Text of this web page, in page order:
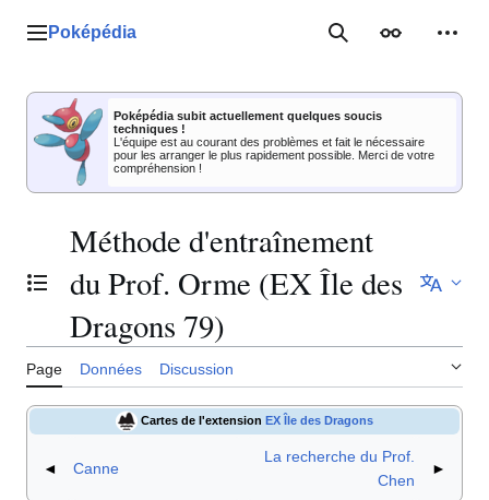
Menu principal
Poképédia RechercherApparence
Poképédia subit actuellement quelques soucis
techniques !
L'équipe est au courant des problèmes et fait le nécessaire
pour les arranger le plus rapidement possible. Merci de votre
compréhension !
Basculer la table des matières
Méthode d'entraînement
du Prof. Orme (EX Île des
Dragons 79)
Page Données Discussion
Cartes de l'extension EX Île des Dragons
◄ Canne
La recherche du Prof.
Chen
►